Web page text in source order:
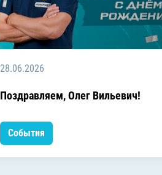
28.06.2026
Поздравляем, Олег Вильевич!
События